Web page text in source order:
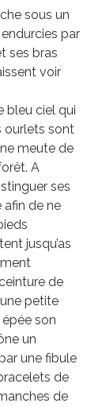
sous un
par
ses bras
voir
bleu ciel qui
ourlets sont
meute de
A
ses
afin de ne
jusqu’as
de
petite
épée son
un
une fibule
de
de